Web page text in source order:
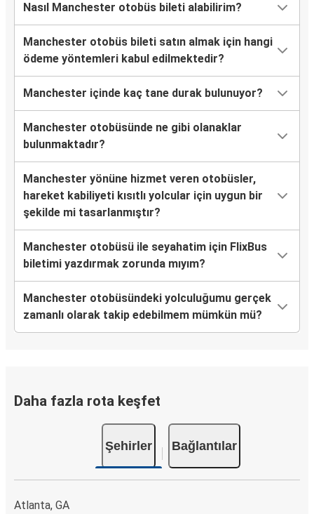
Nasıl Manchester otobüs bileti alabilirim?
Manchester otobüs bileti satın almak için hangi
ödeme yöntemleri kabul edilmektedir?
Manchester içinde kaç tane durak bulunuyor?
Manchester otobüsünde ne gibi olanaklar
bulunmaktadır?
Manchester yönüne hizmet veren otobüsler,
hareket kabiliyeti kısıtlı yolcular için uygun bir
şekilde mi tasarlanmıştır?
Manchester otobüsü ile seyahatim için FlixBus
biletimi yazdırmak zorunda mıyım?
Manchester otobüsündeki yolculuğumu gerçek
zamanlı olarak takip edebilmem mümkün mü?
Daha fazla rota keşfet
Şehirler Bağlantılar
Atlanta, GA